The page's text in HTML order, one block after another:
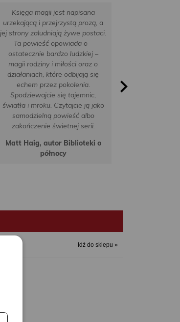
Księga magii jest napisana
urzekającą i przejrzystą prozą, a
jej strony zaludniają żywe postaci.
Ta powieść opowiada o –
ostatecznie bardzo ludzkiej –
magii rodziny i miłości oraz o
działaniach, które odbijają się
echem przez pokolenia.
Spodziewajcie się tajemnic,
światła i mroku. Czytajcie ją jako
samodzielną powieść albo
zakończenie świetnej serii.
Matt Haig, autor Biblioteki o
północy
Idź do sklepu »